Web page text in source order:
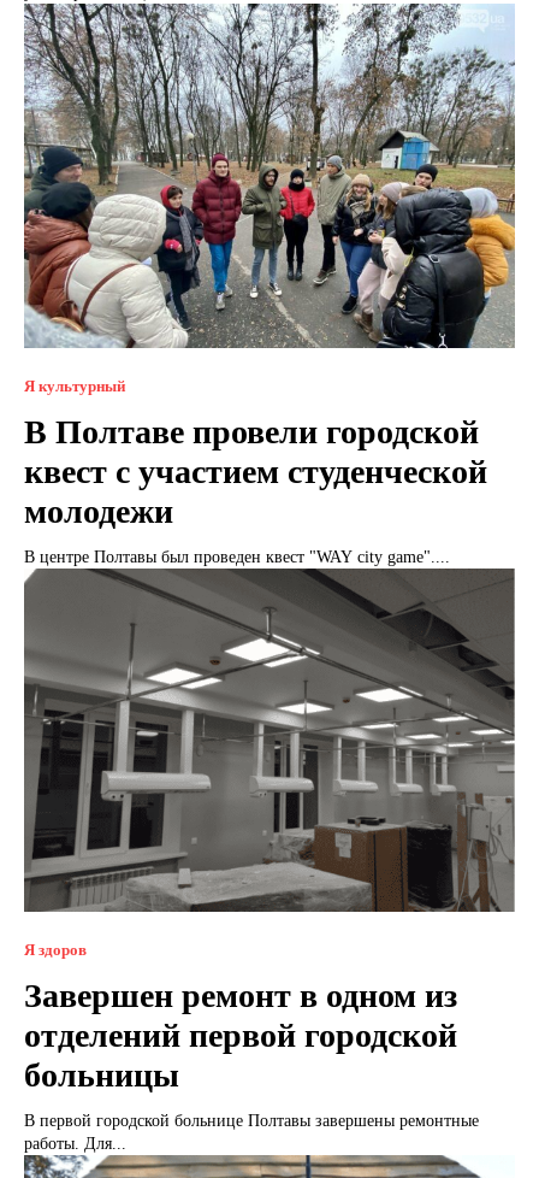
Я культурный
В Полтаве провели городской
квест с участием студенческой
молодежи
В центре Полтавы был проведен квест "WAY city game"....
Я здоров
Завершен ремонт в одном из
отделений первой городской
больницы
В первой городской больнице Полтавы завершены ремонтные
работы. Для...